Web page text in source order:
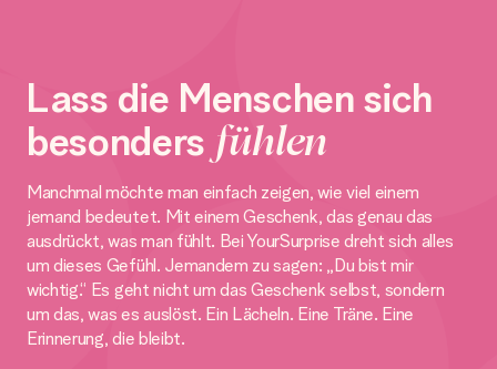
Lass die Menschen sich
besonders fühlen
Manchmal möchte man einfach zeigen, wie viel einem
jemand bedeutet. Mit einem Geschenk, das genau das
ausdrückt, was man fühlt. Bei YourSurprise dreht sich alles
um dieses Gefühl. Jemandem zu sagen: „Du bist mir
wichtig.“ Es geht nicht um das Geschenk selbst, sondern
um das, was es auslöst. Ein Lächeln. Eine Träne. Eine
Erinnerung, die bleibt.